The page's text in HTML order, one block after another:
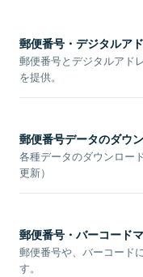
郵便番号・デジタルア
郵便番号とデジタルアド
を提供。
郵便番号データのダウ
各種データのダウンロー
更新）
郵便番号・バーコード
郵便番号や、バーコード
す。